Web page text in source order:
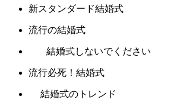
新スタンダード結婚式
流行の結婚式
結婚式しないでください
流行必死！結婚式
結婚式のトレンド